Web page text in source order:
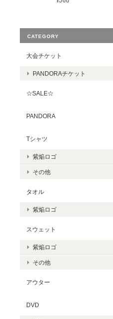
CATEGORY
大会チケット
PANDORAチケット
☆SALE☆
PANDORA
Tシャツ
紫焔ロゴ
その他
タオル
紫焔ロゴ
スウェット
紫焔ロゴ
その他
アウター
DVD